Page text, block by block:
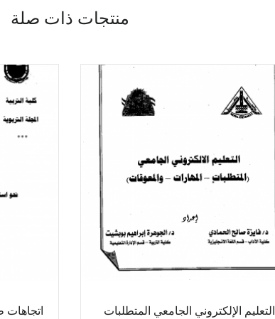
منتجات ذات صلة
التعليم الإلكتروني الجامعي المتطلبات
اتجاهات